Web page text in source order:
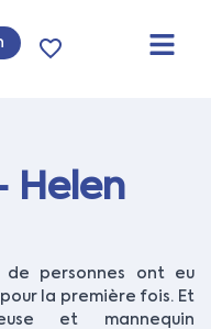
Helen
de personnes ont eu
la première fois. Et
et mannequin